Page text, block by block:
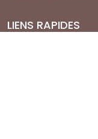
LIENS RAPIDES